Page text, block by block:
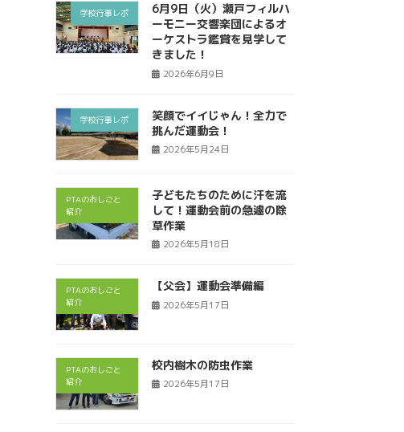
学校行事レポ
6月9日（火）瀬戸フィルハ
ーモニー交響楽団によるオ
ーケストラ鑑賞を見学して
きました！
2026年6月9日
学校行事レポ
笑顔でイイじゃん！全力で
挑んだ運動会！
2026年5月24日
PTAのおしごと
紹介
子どもたちのために汗を流
して！運動会前の急遽の除
草作業
2026年5月18日
PTAのおしごと
紹介
【父会】運動会準備編
2026年5月17日
PTAのおしごと
紹介
校内樹木の防虫作業
2026年5月17日